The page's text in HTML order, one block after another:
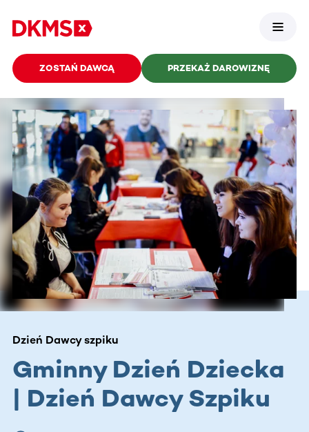
ZOSTAŃ DAWCĄ PRZEKAŻ DAROWIZNĘ
Dzień Dawcy szpiku
Gminny Dzień Dziecka
| Dzień Dawcy Szpiku